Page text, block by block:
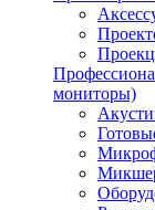
мониторы)